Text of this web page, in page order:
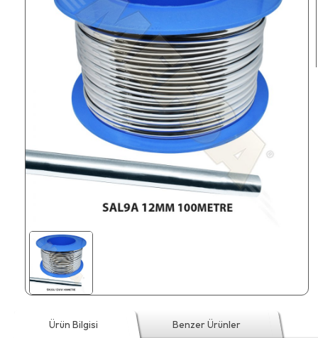
Ürün Bilgisi Benzer Ürünler